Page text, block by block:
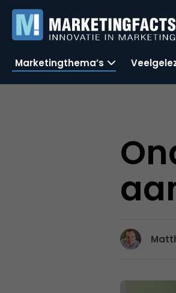
Marketingthema’s